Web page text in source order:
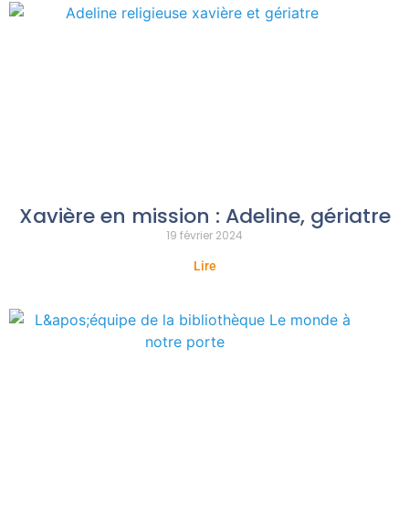
Xavière en mission : Adeline, gériatre
19 février 2024
Lire